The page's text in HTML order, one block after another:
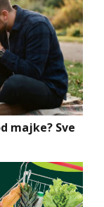
majke? Sve